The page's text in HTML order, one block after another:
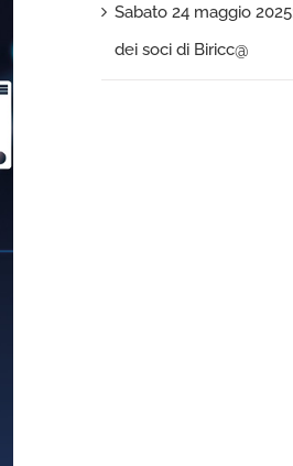
Sabato 24 maggio
dei soci di Biricc@